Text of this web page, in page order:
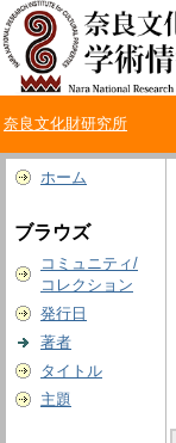
奈良文化財研究所
ホーム
ブラウズ
コミュニティ/
コレクション
発行日
著者
タイトル
主題